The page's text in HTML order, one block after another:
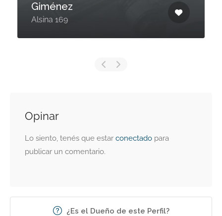
Giménez
Alsina 169
Opinar
Lo siento, tenés que estar conectado para
publicar un comentario.
¿Es el Dueño de este Perfil?